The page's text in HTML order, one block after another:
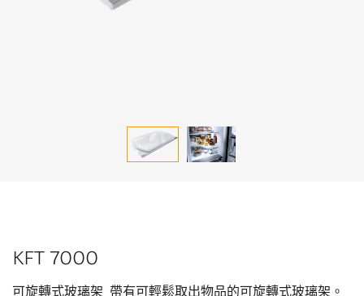
KFT 7000
可旋轉式玻璃架 帶有可輕鬆取出物品的可旋轉式玻璃架。